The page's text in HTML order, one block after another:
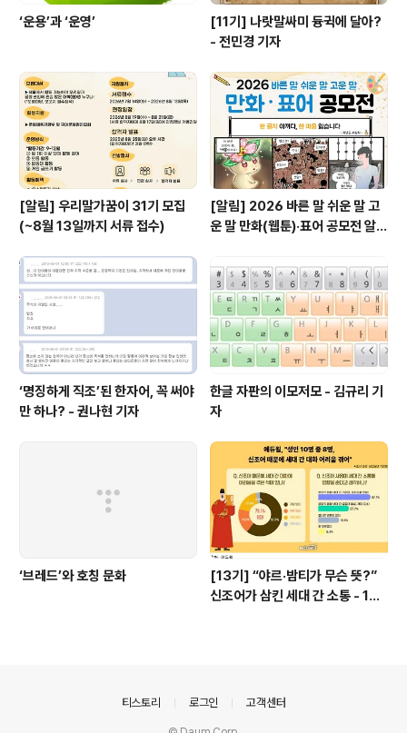
‘운용’과 ‘운영’
[11기] 나랏말싸미 듕귁에 달아?
- 전민경 기자
[알림] 우리말가꿈이 31기 모집
(~8월 13일까지 서류 접수)
[알림] 2026 바른 말 쉬운 말 고
운 말 만화(웹툰)·표어 공모전 알림
‘명징하게 직조’된 한자어, 꼭 써야
만 하나? - 권나현 기자
한글 자판의 이모저모 - 김규리 기
자
‘브레드’와 호칭 문화
[13기] “야르·밤티가 무슨 뜻?”
신조어가 삼킨 세대 간 소통 - 13
티스토리 로그인 고객센터